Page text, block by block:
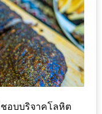
อบบริจาคโลหิต